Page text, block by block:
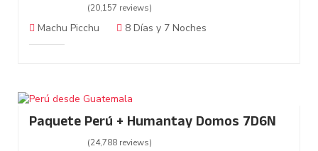
(20,157 reviews)
Machu Picchu 8 Días y 7 Noches
Paquete Perú + Humantay Domos 7D6N
(24,788 reviews)